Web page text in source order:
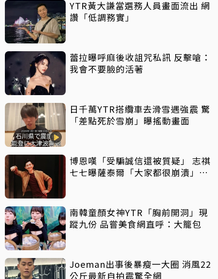
YTR黃大謙當選務人員畫面流出 網
讚「低調務實」
蕾拉曝呼麻後收詛咒私訊 反擊嗆：
我會不要臉的活著
日千萬YTR搭纜車去滑雪遇強震 驚
「差點死於雪崩」曝搖動畫面
博恩嘆「受騙誠信還被質疑」 志祺
七七曝薩泰爾「大家都很崩潰」：
南韓童顏女神YTR「胸前開洞」現
蹤九份 品嘗美食網直呼：大籠包
Joeman出事後暴瘦一大圈 消風22
公斤最新自拍震驚全網